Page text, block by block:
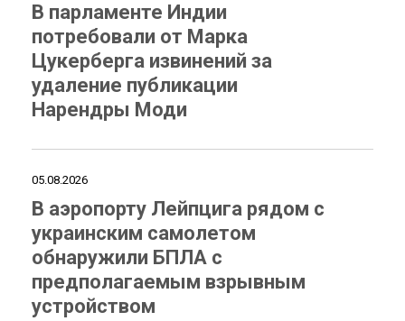
В парламенте Индии
потребовали от Марка
Цукерберга извинений за
удаление публикации
Нарендры Моди
05.08.2026
В аэропорту Лейпцига рядом с
украинским самолетом
обнаружили БПЛА с
предполагаемым взрывным
устройством